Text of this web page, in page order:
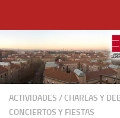
ACTIVIDADES / CHARLAS Y
CONCIERTOS Y FIESTAS